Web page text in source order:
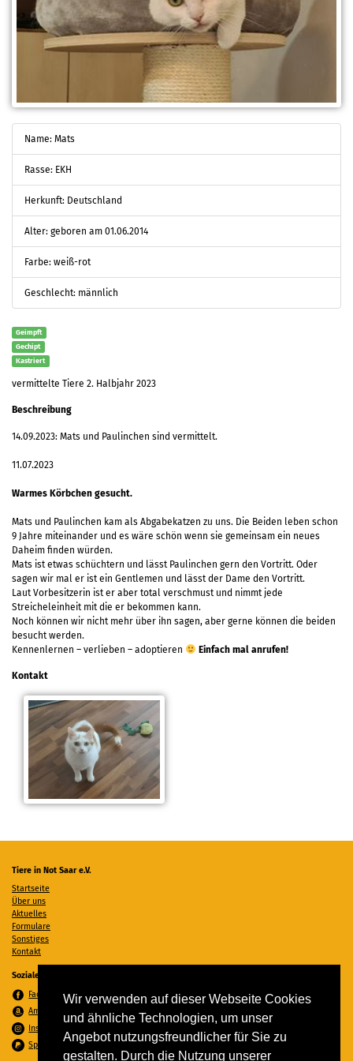
Wir verwenden auf dieser Webseite Cookies
und ähnliche Technologien, um unser
Angebot nutzungsfreundlicher für Sie zu
gestalten. Durch die Nutzung unserer
Name: Mats
Rasse: EKH
Herkunft: Deutschland
Alter: geboren am 01.06.2014
Farbe: weiß-rot
Geschlecht: männlich
Geimpft
Gechipt
Kastriert
vermittelte Tiere 2. Halbjahr 2023
Beschreibung
14.09.2023: Mats und Paulinchen sind vermittelt.
11.07.2023
Warmes Körbchen gesucht.
Mats und Paulinchen kam als Abgabekatzen zu uns. Die Beiden leben schon
9 Jahre miteinander und es wäre schön wenn sie gemeinsam ein neues
Daheim finden würden.
Mats ist etwas schüchtern und lässt Paulinchen gern den Vortritt. Oder
sagen wir mal er ist ein Gentlemen und lässt der Dame den Vortritt.
Laut Vorbesitzerin ist er aber total verschmust und nimmt jede
Streicheleinheit mit die er bekommen kann.
Noch können wir nicht mehr über ihn sagen, aber gerne können die beiden
besucht werden.
Kennenlernen – verlieben – adoptieren
Einfach mal anrufen!
Kontakt
Tiere in Not Saar e.V.
Startseite
Über uns
Aktuelles
Formulare
Sonstiges
Kontakt
Soziale Medien
Facebook
Amazon Wunschzettel
Instagram
Spenden per PayPal